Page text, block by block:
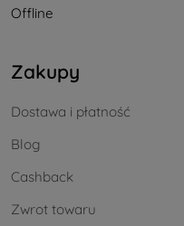
Offline
Zakupy
Dostawa i płatność
Blog
Cashback
Zwrot towaru